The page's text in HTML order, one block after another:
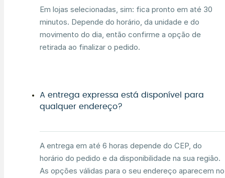
Em lojas selecionadas, sim: fica pronto em até 30
minutos. Depende do horário, da unidade e do
movimento do dia, então confirme a opção de
retirada ao finalizar o pedido.
A entrega expressa está disponível para
qualquer endereço?
A entrega em até 6 horas depende do CEP, do
horário do pedido e da disponibilidade na sua região.
As opções válidas para o seu endereço aparecem no